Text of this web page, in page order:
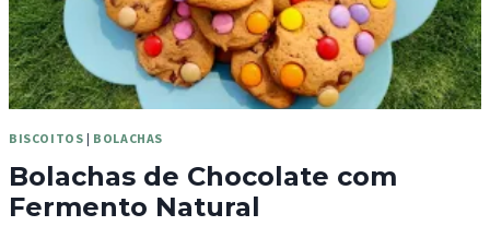
BISCOITOS | BOLACHAS
Bolachas de Chocolate com
Fermento Natural